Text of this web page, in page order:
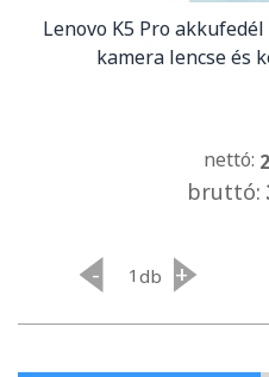
Lenovo K5 Pro
kamera lencse és
nettó:
bruttó:
- db +